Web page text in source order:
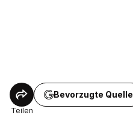
Teilen
Bevorzugte Quelle